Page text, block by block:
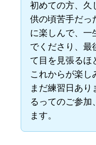
初めての方、久
供の頃苦手だっ
に楽しんで、一
でくださり、最
て目を見張るほ
これからが楽し
まだ練習日あり
るってのご参加
ます。